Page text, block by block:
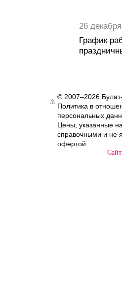
26
График
© 2007–2026
Политика в
персональных
Цены, указанные
справочными и не
офертой.
Authorization